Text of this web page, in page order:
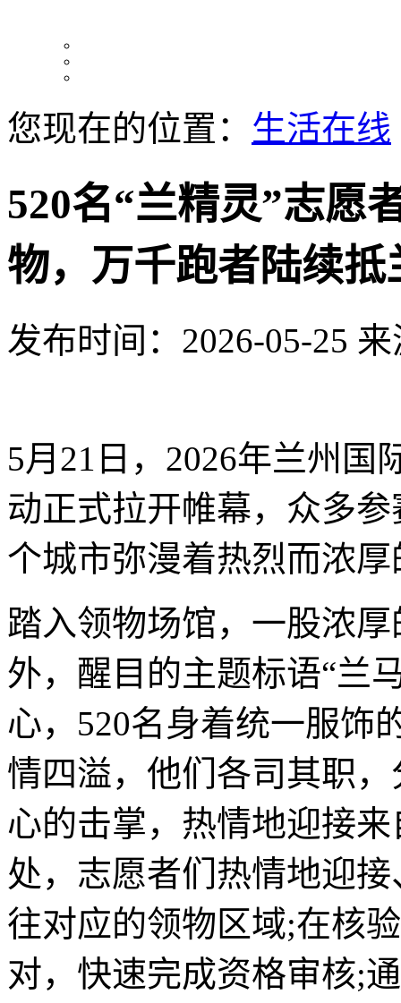
您现在的位置： 生活在线
520名“兰精灵”志愿
物，万千跑者陆续抵
发布时间：2026-05-25
5月21日，2026年兰州国
动正式拉开帷幕，众多
个城市弥漫着热烈而浓厚
踏入领物场馆，一股浓
外，醒目的主题标语“兰
心，520名身着统一服饰
情四溢，他们各司其职
心的击掌，热情地迎接
处，志愿者们热情地迎
往对应的领物区域;在核
对，快速完成资格审核;